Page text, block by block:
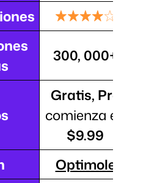
300, 000+
Gratis, Pro
comienza en
$9.99
Optimole